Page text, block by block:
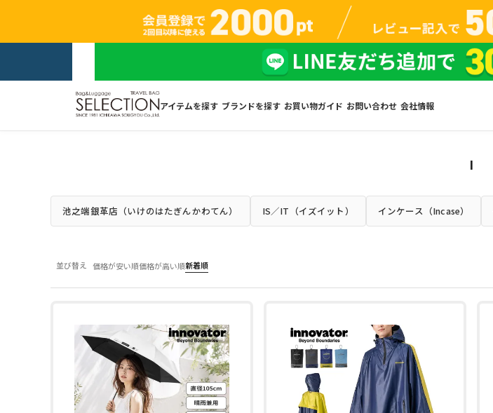
アイテムを探す ブランドを探す お買い物ガイド お問い合わせ 会社情報
I
池之端銀革店（いけのはたぎんかわてん） IS／IT（イズイット） インケース（Incase）
並び替え 価格が安い順価格が高い順新着順